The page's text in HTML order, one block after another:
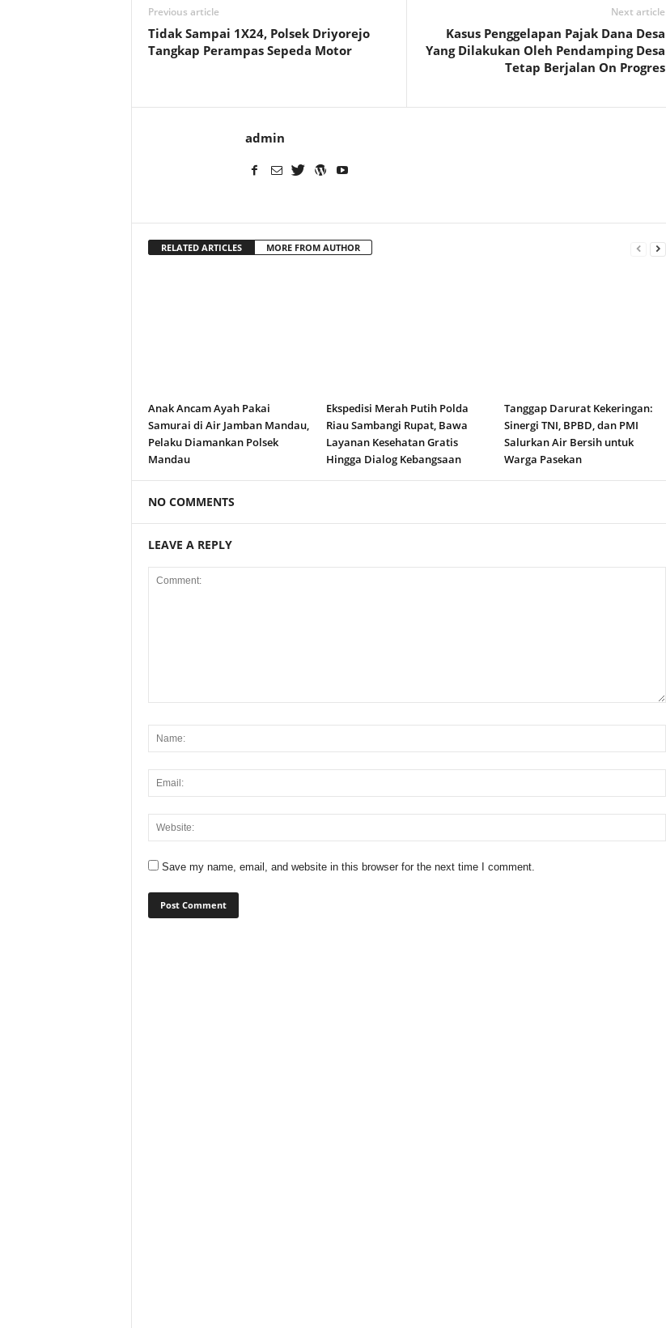
Previous article
Tidak Sampai 1X24, Polsek Driyorejo
Tangkap Perampas Sepeda Motor
Next article
Kasus Penggelapan Pajak Dana Desa
Yang Dilakukan Oleh Pendamping Desa
Tetap Berjalan On Progres
admin
RELATED ARTICLES MORE FROM AUTHOR
Anak Ancam Ayah Pakai
Samurai di Air Jamban Mandau,
Pelaku Diamankan Polsek
Mandau
Ekspedisi Merah Putih Polda
Riau Sambangi Rupat, Bawa
Layanan Kesehatan Gratis
Hingga Dialog Kebangsaan
Tanggap Darurat Kekeringan:
Sinergi TNI, BPBD, dan PMI
Salurkan Air Bersih untuk
Warga Pasekan
NO COMMENTS
LEAVE A REPLY
Save my name, email, and website in this browser for the next time I comment.